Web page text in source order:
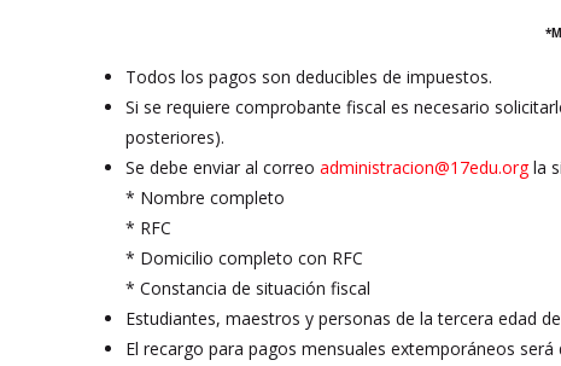
Todos los pagos son deducibles de impuestos.
Si se requiere comprobante fiscal es necesario
posteriores).
Se debe enviar al correo administracion@17edu.orgla
* Nombre completo
* RFC
* Domicilio completo con RFC
* Constancia de situación fiscal
Estudiantes, maestros y personas de la tercera edad
El recargo para pagos mensuales extemporáneos será